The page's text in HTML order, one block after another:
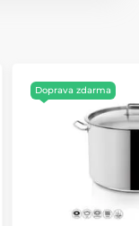
Doprava zdarma